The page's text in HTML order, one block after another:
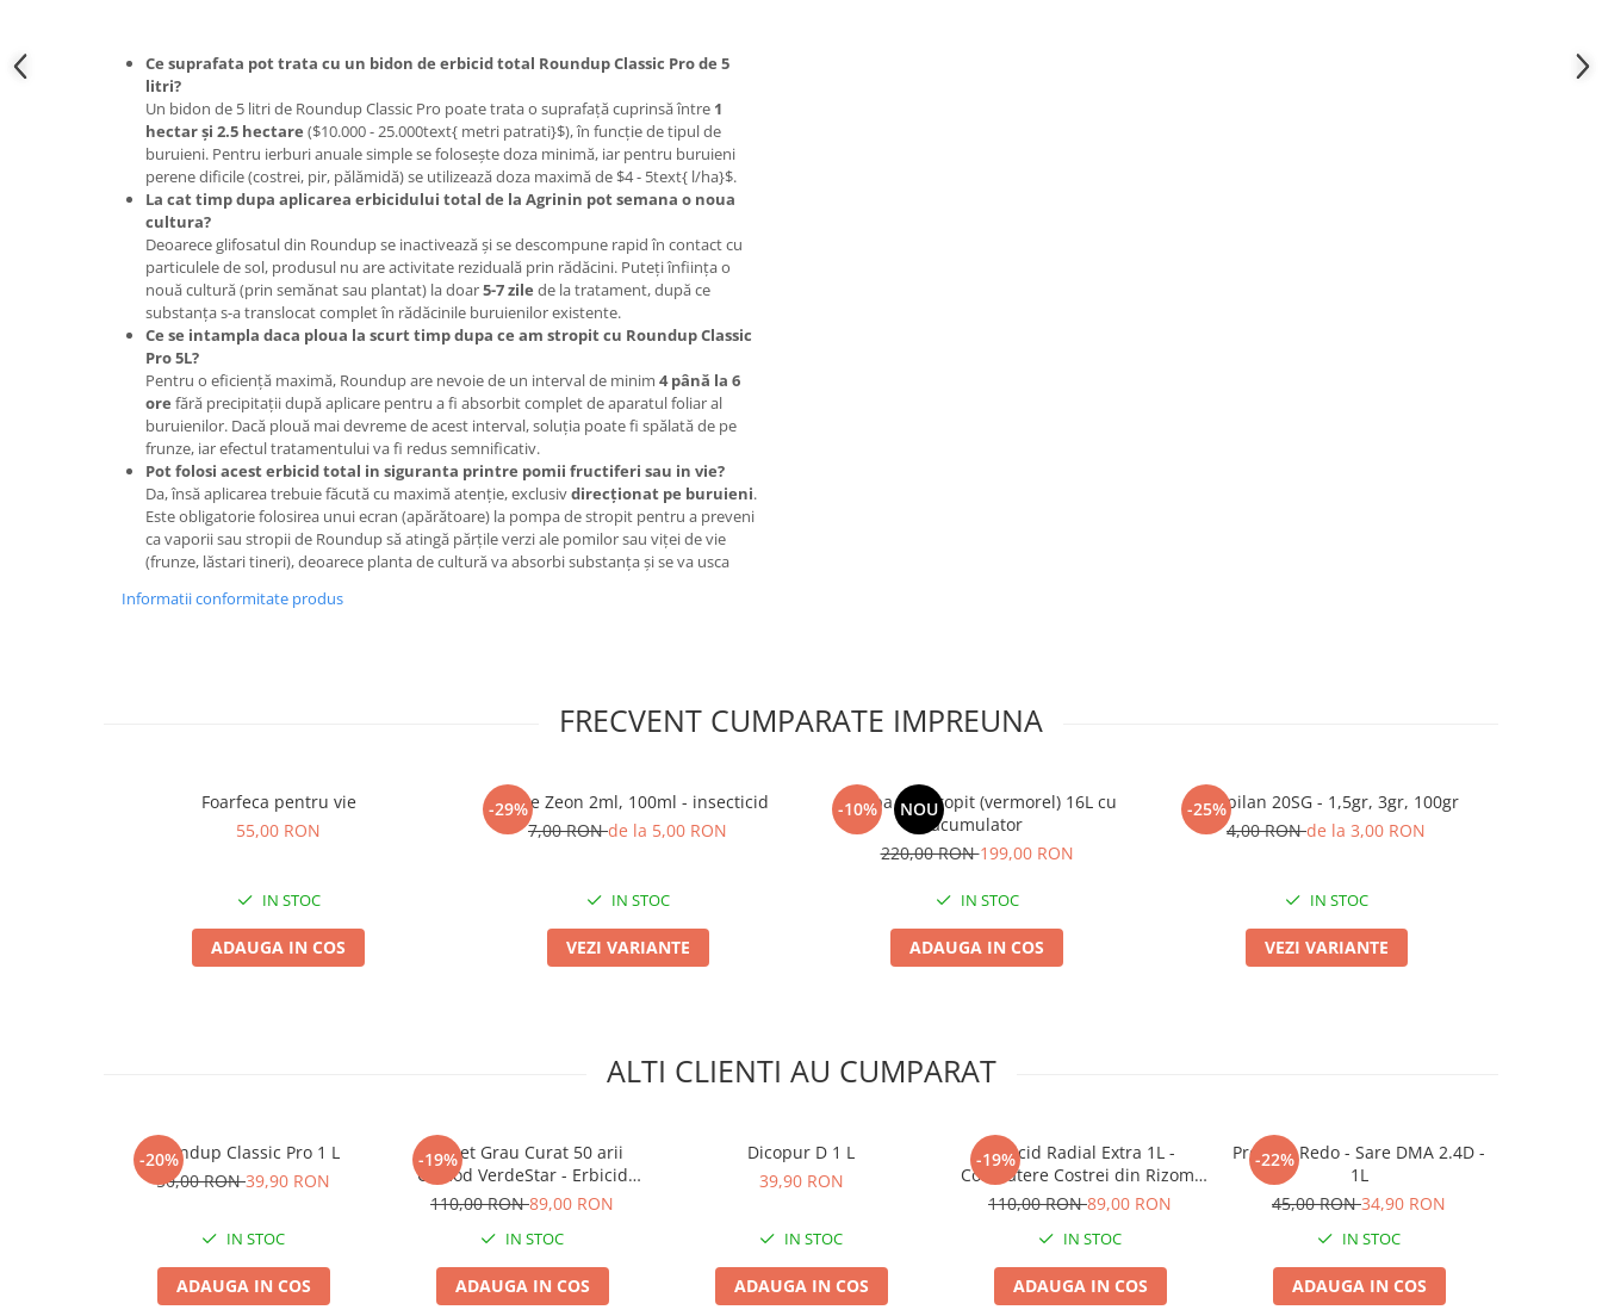
Diverse depozitare
Echipament protectie gradina
Furtun / banda / tub
Motofierastrau / Drujba
Pila motofierastrau / drujba
Plasa de umbrire
Pompa de apa curata/murdara
Pompa de stropit
Spray si intretinere
Discuri motocoasa
Ce suprafata pot trata cu un bidon de erbicid total Roundup Classic Pro de 5
litri?
Un bidon de 5 litri de Roundup Classic Pro poate trata o suprafață cuprinsă între 1
hectar și 2.5 hectare ($10.000 - 25.000text{ metri patrati}$), în funcție de tipul de
buruieni. Pentru ierburi anuale simple se folosește doza minimă, iar pentru buruieni
perene dificile (costrei, pir, pălămidă) se utilizează doza maximă de $4 - 5text{ l/ha}$.
La cat timp dupa aplicarea erbicidului total de la Agrinin pot semana o noua
cultura?
Deoarece glifosatul din Roundup se inactivează și se descompune rapid în contact cu
particulele de sol, produsul nu are activitate reziduală prin rădăcini. Puteți înființa o
nouă cultură (prin semănat sau plantat) la doar5-7 zile de la tratament, după ce
substanța s-a translocat complet în rădăcinile buruienilor existente.
Ce se intampla daca ploua la scurt timp dupa ce am stropit cu Roundup Classic
Pro 5L?
Pentru o eficiență maximă, Roundup are nevoie de un interval de minim 4 până la 6
ore fără precipitații după aplicare pentru a fi absorbit complet de aparatul foliar al
buruienilor. Dacă plouă mai devreme de acest interval, soluția poate fi spălată de pe
frunze, iar efectul tratamentului va fi redus semnificativ.
Pot folosi acest erbicid total in siguranta printre pomii fructiferi sau in vie?
Da, însă aplicarea trebuie făcută cu maximă atenție, exclusivdirecționat pe buruieni.
Este obligatorie folosirea unui ecran (apărătoare) la pompa de stropit pentru a preveni
ca vaporii sau stropii de Roundup să atingă părțile verzi ale pomilor sau viței de vie
(frunze, lăstari tineri), deoarece planta de cultură va absorbi substanța și se va usca
Informatii conformitate produs
FRECVENT CUMPARATE IMPREUNA
Foarfeca pentru vie
55,00 RON
IN STOC
ADAUGA IN COS
-29%
Karate Zeon 2ml, 100ml - insecticid
7,00 RONde la 5,00 RON
IN STOC
VEZI VARIANTE
-10% NOU
Pompa de stropit (vermorel) 16L cu
acumulator
220,00 RON199,00 RON
IN STOC
ADAUGA IN COS
-25%
Mospilan 20SG - 1,5gr, 3gr, 100gr
4,00 RONde la 3,00 RON
IN STOC
VEZI VARIANTE
ALTI CLIENTI AU CUMPARAT
-20%
Roundup Classic Pro 1 L
50,00 RON39,90 RON
IN STOC
ADAUGA IN COS
-19%
Pachet Grau Curat 50 arii
Comod VerdeStar - Erbicid
Fungicid si Ingrasamant Foliar
110,00 RON89,00 RON
IN STOC
ADAUGA IN COS
Dicopur D 1 L
39,90 RON
IN STOC
ADAUGA IN COS
-19%
Erbicid Radial Extra 1L -
Combatere Costrei din Rizomi
in Cultura de Porumb
110,00 RON89,00 RON
IN STOC
ADAUGA IN COS
-22%
Prodate Redo - Sare DMA 2.4D -
1L
45,00 RON34,90 RON
IN STOC
ADAUGA IN COS